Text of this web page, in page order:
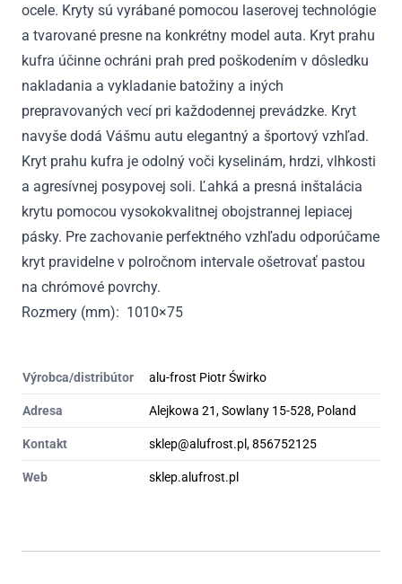
2011
ocele. Kryty sú vyrábané pomocou laserovej technológie
a tvarované presne na konkrétny model auta. Kryt prahu
kufra účinne ochráni prah pred poškodením v dôsledku
nakladania a vykladanie batožiny a iných
prepravovaných vecí pri každodennej prevádzke. Kryt
navyše dodá Vášmu autu elegantný a športový vzhľad.
Kryt prahu kufra je odolný voči kyselinám, hrdzi, vlhkosti
a agresívnej posypovej soli. Ľahká a presná inštalácia
krytu pomocou vysokokvalitnej obojstrannej lepiacej
pásky. Pre zachovanie perfektného vzhľadu odporúčame
kryt pravidelne v polročnom intervale ošetrovať pastou
na chrómové povrchy.
Rozmery (mm): 1010×75
Výrobca/distribútor alu-frost Piotr Świrko
Adresa Alejkowa 21, Sowlany 15-528, Poland
Kontakt sklep@alufrost.pl, 856752125
Web sklep.alufrost.pl